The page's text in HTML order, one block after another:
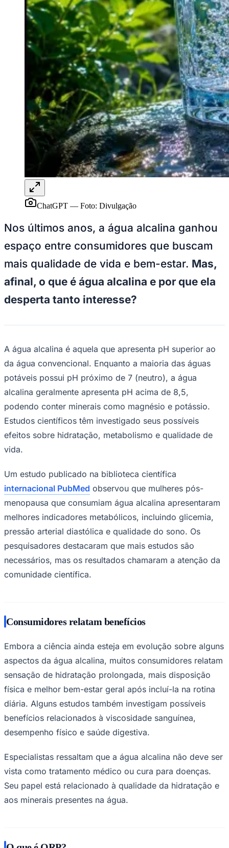
Goiás
ChatGPT — Foto: Divulgação
Nos últimos anos, a água alcalina ganhou
espaço entre consumidores que buscam
mais qualidade de vida e bem-estar. Mas,
afinal, o que é água alcalina e por que ela
desperta tanto interesse?
A água alcalina é aquela que apresenta pH superior ao
da água convencional. Enquanto a maioria das águas
potáveis possui pH próximo de 7 (neutro), a água
alcalina geralmente apresenta pH acima de 8,5,
podendo conter minerais como magnésio e potássio.
Estudos científicos têm investigado seus possíveis
efeitos sobre hidratação, metabolismo e qualidade de
vida.
Um estudo publicado na biblioteca científica
internacional PubMed observou que mulheres pós-
menopausa que consumiam água alcalina apresentaram
melhores indicadores metabólicos, incluindo glicemia,
pressão arterial diastólica e qualidade do sono. Os
pesquisadores destacaram que mais estudos são
necessários, mas os resultados chamaram a atenção da
comunidade científica.
Consumidores relatam benefícios
Embora a ciência ainda esteja em evolução sobre alguns
aspectos da água alcalina, muitos consumidores relatam
sensação de hidratação prolongada, mais disposição
física e melhor bem-estar geral após incluí-la na rotina
diária. Alguns estudos também investigam possíveis
benefícios relacionados à viscosidade sanguínea,
desempenho físico e saúde digestiva.
Especialistas ressaltam que a água alcalina não deve ser
vista como tratamento médico ou cura para doenças.
Seu papel está relacionado à qualidade da hidratação e
aos minerais presentes na água.